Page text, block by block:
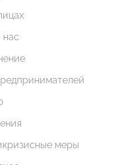
нас
меры